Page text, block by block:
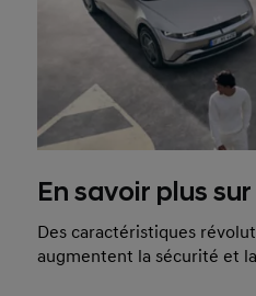
En savoir plus
Des caractéristiques
augmentent la sécurité et